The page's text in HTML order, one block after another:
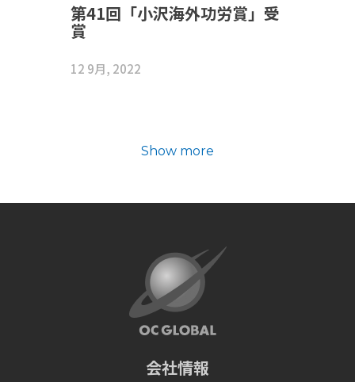
第41回「小沢海外功労賞」受
賞
12 9月, 2022
Show more
会社情報